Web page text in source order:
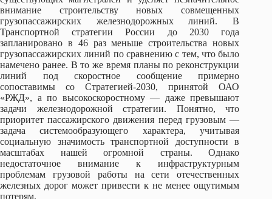
внимание строительству новых совмещенных
грузопассажирских железнодорожных линий. В
Транспортной стратегии России до 2030 года
запланировано в 46 раз меньше строительства новых
грузопассажирских линий по сравнению с тем, что было
намечено ранее. В то же время планы по реконструкции
линий под скоростное сообщение примерно
сопоставимы со Стратегией-2030, принятой ОАО
«РЖД», а по высокоскоростному — даже превышают
задачи железнодорожной стратегии. Понятно, что
приоритет пассажирского движения перед грузовым —
задача системообразующего характера, учитывая
социальную значимость транспортной доступности в
масштабах нашей огромной страны. Однако
недостаточное внимание к инфраструктурным
проблемам грузовой работы на сети отечественных
железных дорог может привести к не менее ощутимым
потерям.